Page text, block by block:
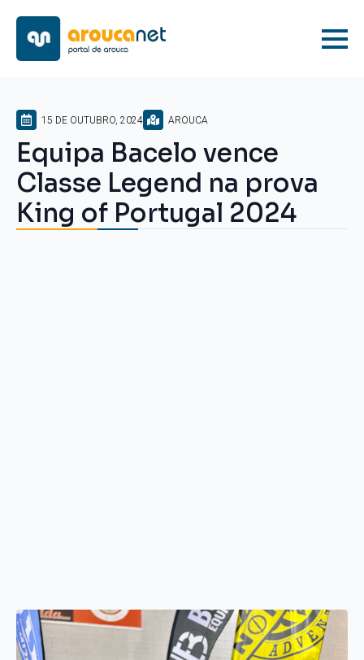
15 DE OUTUBRO, 2024 AROUCA
Equipa Bacelo vence
Classe Legend na prova
King of Portugal 2024